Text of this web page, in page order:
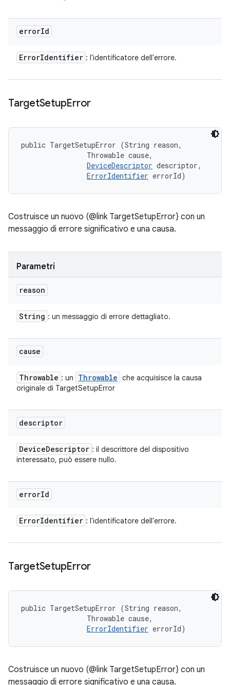
errorId
ErrorIdentifier : l'identificatore dell'errore.
TargetSetupError
public TargetSetupError (String reason,
                Throwable cause,
DeviceDescriptor descriptor,
ErrorIdentifier errorId)
Costruisce un nuovo (@link TargetSetupError} con un
messaggio di errore significativo e una causa.
Parametri
reason
String : un messaggio di errore dettagliato.
cause
Throwable : un Throwable che acquisisce la causa
originale di TargetSetupError
descriptor
DeviceDescriptor : il descrittore del dispositivo
interessato, può essere nullo.
errorId
ErrorIdentifier : l'identificatore dell'errore.
TargetSetupError
public TargetSetupError (String reason,
                Throwable cause,
ErrorIdentifier errorId)
Costruisce un nuovo (@link TargetSetupError} con un
messaggio di errore significativo e una causa.